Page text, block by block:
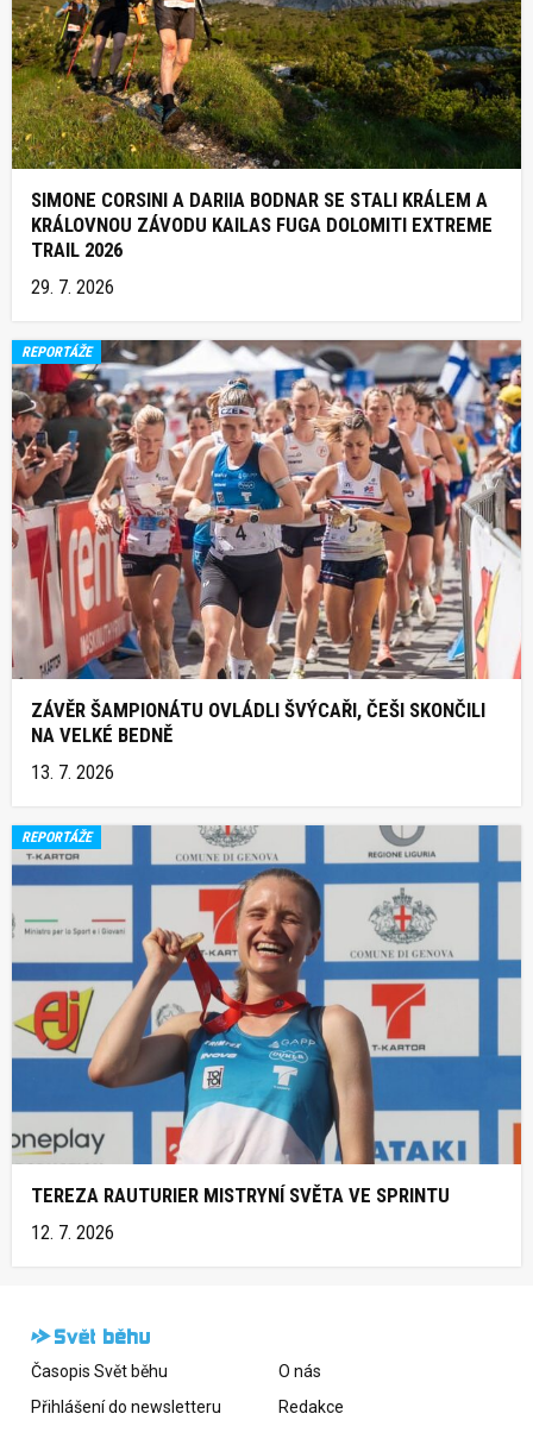
SIMONE CORSINI A DARIIA BODNAR SE STALI KRÁLEM A
KRÁLOVNOU ZÁVODU KAILAS FUGA DOLOMITI EXTREME
TRAIL 2026
29. 7. 2026
REPORTÁŽE
ZÁVĚR ŠAMPIONÁTU OVLÁDLI ŠVÝCAŘI, ČEŠI SKONČILI
NA VELKÉ BEDNĚ
13. 7. 2026
REPORTÁŽE
TEREZA RAUTURIER MISTRYNÍ SVĚTA VE SPRINTU
12. 7. 2026
Časopis Svět běhu
Přihlášení do newsletteru
O nás
Redakce